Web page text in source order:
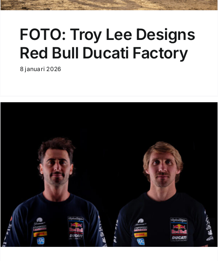
FOTO: Troy Lee Designs
Red Bull Ducati Factory
8 januari 2026